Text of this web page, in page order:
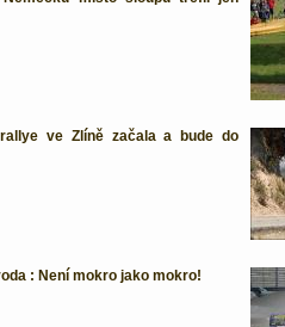
ve Zlíně začala a bude do
: Není mokro jako mokro!